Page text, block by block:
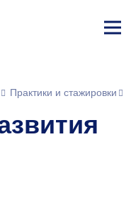
ине
карьеры и практической
Практики и стажировки